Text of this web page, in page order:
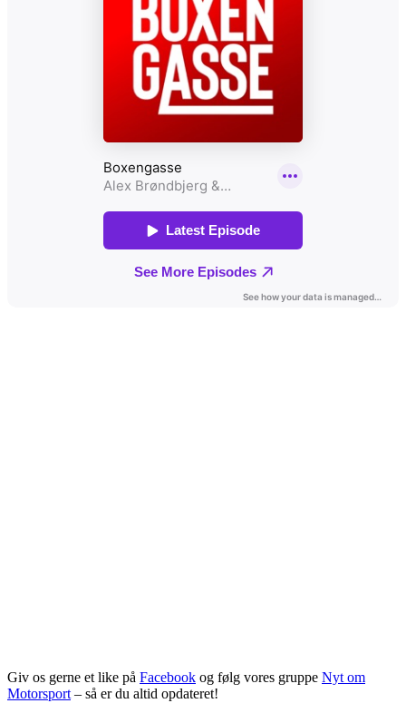
Giv os gerne et like på Facebook og følg vores gruppe Nyt om
Motorsport – så er du altid opdateret!